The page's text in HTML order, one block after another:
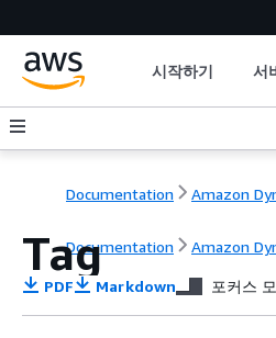
시작하기 서
Documentation Amazon
Documentation Amazon
Tag
PDF Markdown 포커스